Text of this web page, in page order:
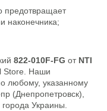
предотвращает
наконечника;
822-010F-FG от NTI
Store. Наши
любому, указанному
(Днепропетровск),
Украины.